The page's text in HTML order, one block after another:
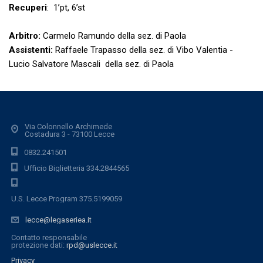
Recuperi: 1’pt, 6’st
Arbitro: Carmelo Ramundo della sez. di Paola
Assistenti: Raffaele Trapasso della sez. di Vibo Valentia -
Lucio Salvatore Mascali della sez. di Paola
Via Colonnello Archimede
Costadura 3 - 73100 Lecce
0832.241501
Ufficio Biglietteria 334.2844565
U.S. Lecce Program 375.5199059
lecce@legaseriea.it
Contatto responsabile
protezione dati: rpd@uslecce.it
Privacy